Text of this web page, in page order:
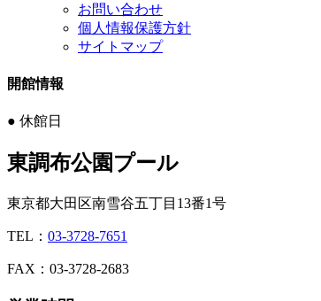
お問い合わせ
個人情報保護方針
サイトマップ
開館情報
● 休館日
東調布公園プール
東京都大田区南雪谷五丁目13番1号
TEL： 03-3728-7651
FAX：03-3728-2683